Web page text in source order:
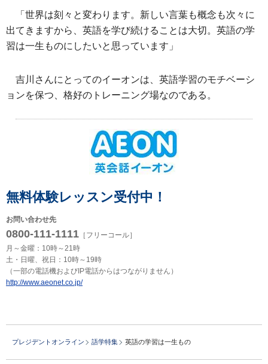
「世界は刻々と変わります。新しい言葉も概念も次々に
出てきますから、英語を学び続けることは大切。英語の学
習は一生ものにしたいと思っています」
吉川さんにとってのイーオンは、英語学習のモチベーシ
ョンを保つ、格好のトレーニング場なのである。
無料体験レッスン受付中！
お問い合わせ先
0800-111-1111 ［フリーコール］
月～金曜：10時～21時
土・日曜、祝日：10時～19時
（一部の電話機およびIP電話からはつながりません）
http://www.aeonet.co.jp/
プレジデントオンライン 語学特集 英語の学習は一生もの